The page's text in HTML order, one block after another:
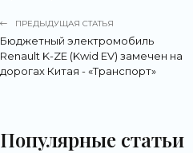
ПРЕДЫДУЩАЯ СТАТЬЯ
Бюджетный электромобиль
Renault K-ZE (Kwid EV) замечен на
дорогах Китая - «Транспорт»
Популярные статьи